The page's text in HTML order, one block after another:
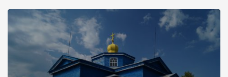
пов’язане дитинство українського письменника,
літературного критика, громадського діяча Олеся
Терентійовича Гончара (1918—1995). […]